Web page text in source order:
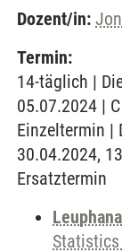
Dozent/in:
Termin:
14-täglich |
05.07.2024 |
Einzeltermin |
30.04.2024,
Ersatztermin